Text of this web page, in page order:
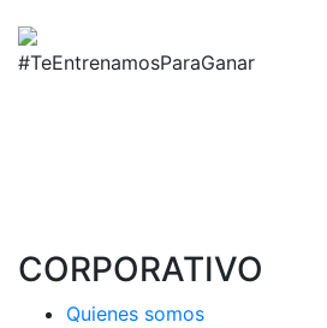
#TeEntrenamosParaGanar
CORPORATIVO
Quienes somos